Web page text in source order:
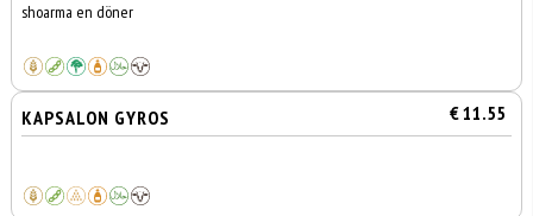
shoarma en döner
KAPSALON GYROS € 11.55